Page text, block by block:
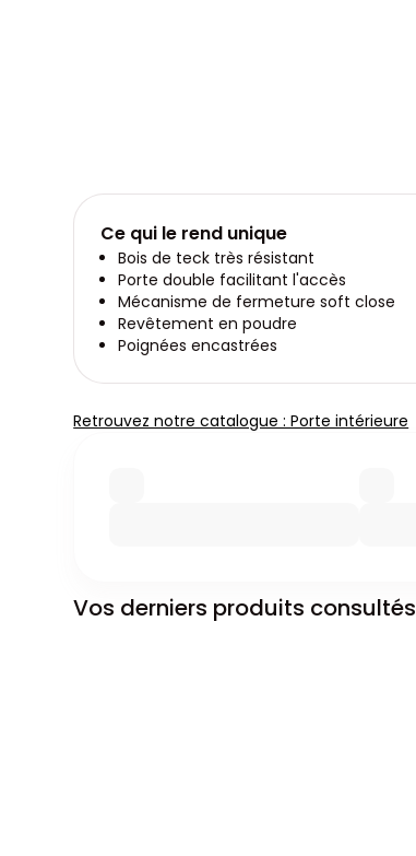
Ce qui le rend unique
Bois de teck très résistant
Porte double facilitant l'accès
Mécanisme de fermeture soft close
Revêtement en poudre
Poignées encastrées
Retrouvez notre catalogue : Porte intérieure
Vos derniers produits consultés